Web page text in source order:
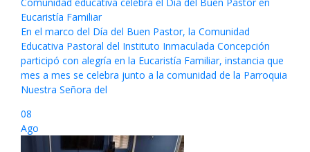
Eucaristía Familiar
En el marco del Día del Buen Pastor, la Comunidad
Educativa Pastoral del Instituto Inmaculada Concepción
participó con alegría en la Eucaristía Familiar, instancia que
mes a mes se celebra junto a la comunidad de la Parroquia
Nuestra Señora del
08
Ago